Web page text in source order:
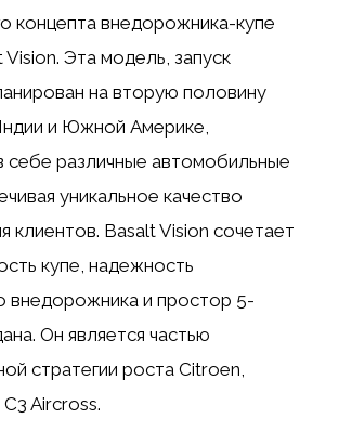
концепта внедорожника-купе
Эта модель, запуск
на вторую половину
и Южной Америке,
себе различные автомобильные
уникальное качество
клиентов. Basalt Vision сочетает
купе, надежность
внедорожника и простор 5-
Он является частью
стратегии роста Citroen,
Aircross.